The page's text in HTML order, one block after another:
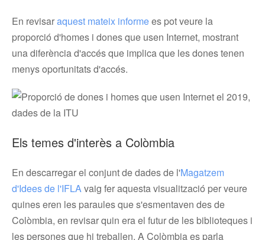
En revisaraquest mateix informees pot veure la
proporció d'homes i dones que usen Internet, mostrant
una diferència d'accés que implica que les dones tenen
menys oportunitats d'accés.
Els temes d'interès a Colòmbia
En descarregar el conjunt de dades de l'Magatzem
d'Idees de l'IFLAvaig fer aquesta visualització per veure
quines eren les paraules que s'esmentaven des de
Colòmbia, en revisar quin era el futur de les biblioteques i
les persones que hi treballen. A Colòmbia es parla